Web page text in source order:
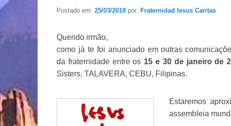
Postado em: 25/03/2018 por: Fraternidad Iesus Caritas
Querido irmão,
como já te foi anunciado em outras
da fraternidade entre os 15 e 30 de janeiro de
Sisters, TALAVERA, CEBU, Filipinas.
Estaremos
assembleia